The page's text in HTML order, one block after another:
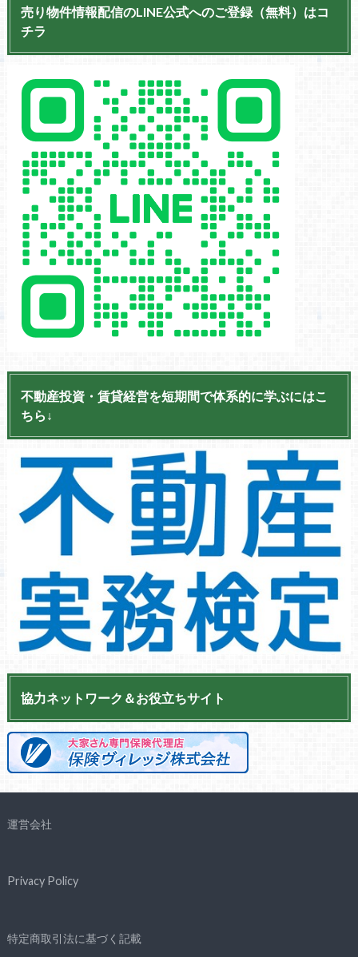
売り物件情報配信のLINE公式へのご登録（無料）はコ
チラ
不動産投資・賃貸経営を短期間で体系的に学ぶにはこ
ちら↓
協力ネットワーク＆お役立ちサイト
運営会社
Privacy Policy
特定商取引法に基づく記載